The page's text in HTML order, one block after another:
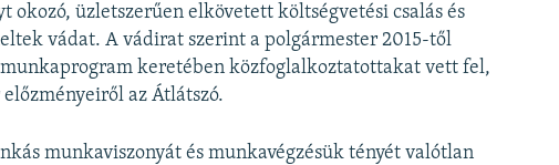
okozó, üzletszerűen elkövetett költségvetési csalás és
vádat. A vádirat szerint a polgármester 2015-től
keretében közfoglalkoztatottakat vett fel,
előzményeiről az Átlátszó.
munkaviszonyát és munkavégzésük tényét valótlan